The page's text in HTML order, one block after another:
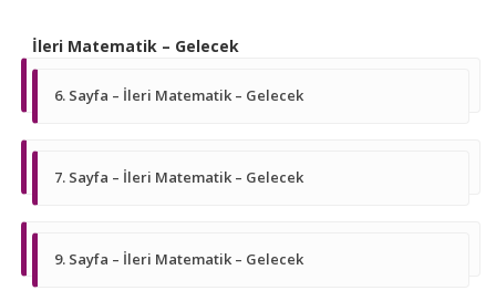
İleri Matematik – Gelecek
6. Sayfa – İleri Matematik – Gelecek
7. Sayfa – İleri Matematik – Gelecek
9. Sayfa – İleri Matematik – Gelecek